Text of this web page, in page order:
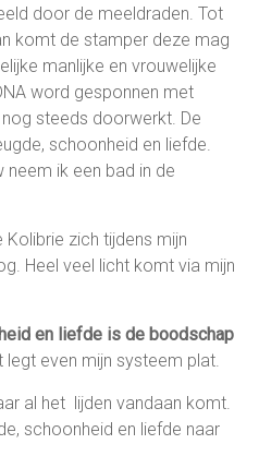
door de meeldraden. Tot
komt de stamper deze mag
manlijke en vrouwelijke
word gesponnen met
steeds doorwerkt. De
schoonheid en liefde.
neem ik een bad in de
Kolibrie zich tijdens mijn
Heel veel licht komt via mijn
en liefde is de boodschap
legt even mijn systeem plat.
al het lijden vandaan komt.
schoonheid en liefde naar